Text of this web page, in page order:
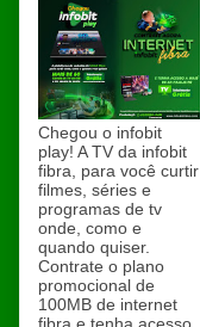
Chegou o infobit
play! A TV da infobit
fibra, para você curtir
filmes, séries e
programas de tv
onde, como e
quando quiser.
Contrate o plano
promocional de
100MB de internet